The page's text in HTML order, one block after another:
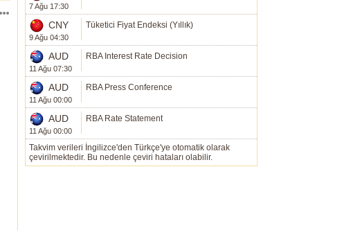
7 Ağu 17:30
CNY
9 Ağu 04:30
Tüketici Fiyat Endeksi (Yıllık)
AUD
11 Ağu 07:30
RBA Interest Rate Decision
AUD
11 Ağu 00:00
RBA Press Conference
AUD
11 Ağu 00:00
RBA Rate Statement
Takvim verileri İngilizce'den Türkçe'ye otomatik olarak
çevirilmektedir. Bu nedenle çeviri hataları olabilir.